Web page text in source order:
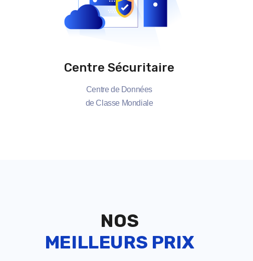
Centre Sécuritaire
Centre de Données
de Classe Mondiale
NOS
MEILLEURS PRIX